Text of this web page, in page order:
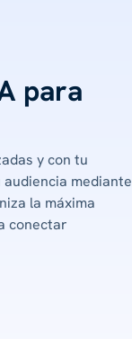
para
y con tu
mediante
la máxima
conectar